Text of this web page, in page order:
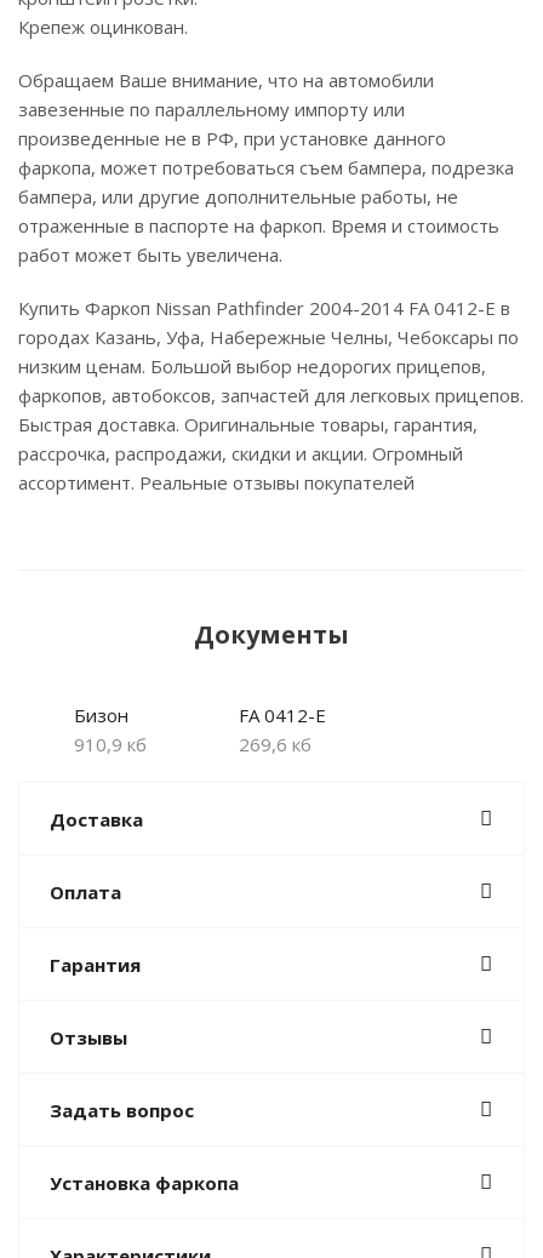
Крепеж оцинкован.
Обращаем Ваше внимание, что на автомобили
завезенные по параллельному импорту или
произведенные не в РФ, при установке данного
фаркопа, может потребоваться съем бампера, подрезка
бампера, или другие дополнительные работы, не
отраженные в паспорте на фаркоп. Время и стоимость
работ может быть увеличена.
Купить Фаркоп Nissan Pathfinder 2004-2014 FA 0412-E в
городах Казань, Уфа, Набережные Челны, Чебоксары по
низким ценам. Большой выбор недорогих прицепов,
фаркопов, автобоксов, запчастей для легковых прицепов.
Быстрая доставка. Оригинальные товары, гарантия,
рассрочка, распродажи, скидки и акции. Огромный
ассортимент. Реальные отзывы покупателей
Документы
Бизон
910,9 кб
FA 0412-E
269,6 кб
Доставка
Оплата
Гарантия
Отзывы
Задать вопрос
Установка фаркопа